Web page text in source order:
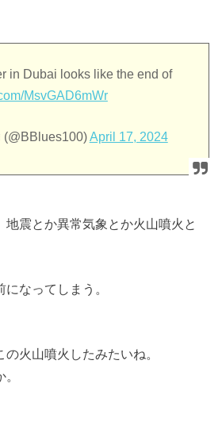
in Dubai looks like the end of
MsvGAD6mWr
(@BBlues100)April 17, 2024
地震とか異常気象とか火山噴火と
なってしまう。
火山噴火したみたいね。